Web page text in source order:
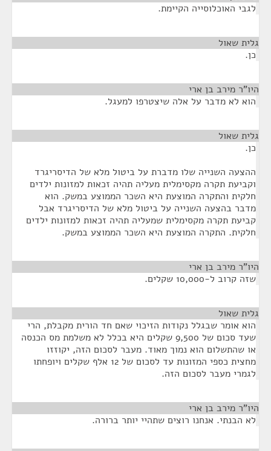
לגבי האוכלוסייה הקיימת.
גלית שאול
כן.
היו"ר מירב בן ארי
הוא לא מדבר על אלה שיצטרפו למעגל.
גלית שאול
כן.
ההצעה השנייה שלו מדברת על ביטול מלא של הדיסריגרד
וקביעת תקרה מקסימלית מעליה תהיה זכאות למזונות ילדים
חלקית והתקרה המוצעת היא השכר הממוצע במשק. הוא
מדבר בהצעה השנייה על ביטול מלא של הדיסריגרד אבל
קביעת תקרה מקסימלית שמעליה תהיה זכאות למזונות ילדים
חלקית. התקרה המוצעת היא השכר הממוצע במשק.
היו"ר מירב בן ארי
שזה קרוב ל-10,000 שקלים.
גלית שאול
הוא אומר שבגלל נקודות הזיכוי שאם חד הורית מקבלת, הרי
שעד סכום של 9,500 שקלים היא בכלל לא משלמת מס הכנסה
או שהתשלום הוא נמוך מאוד. מעבר לסכום הזה, יקוזזו
מחצית כספי המזונות עד לסכום של 12 אלף שקלים ויופחתו
לגמרי מעבר לסכום הזה.
היו"ר מירב בן ארי
לא הבנתי. אנחנו רוצים שתהיי יותר ברורה.